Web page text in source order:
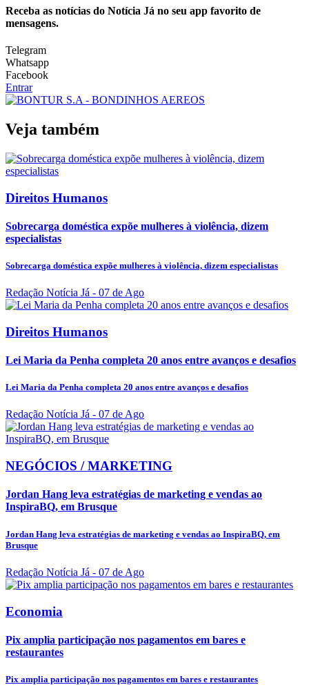
Receba as notícias do Notícia Já no seu app favorito de
mensagens.
Telegram
Whatsapp
Facebook
Entrar
Veja também
Direitos Humanos
Sobrecarga doméstica expõe mulheres à violência, dizem
especialistas
Sobrecarga doméstica expõe mulheres à violência, dizem especialistas
Redação Notícia Já - 07 de Ago
Direitos Humanos
Lei Maria da Penha completa 20 anos entre avanços e desafios
Lei Maria da Penha completa 20 anos entre avanços e desafios
Redação Notícia Já - 07 de Ago
NEGÓCIOS / MARKETING
Jordan Hang leva estratégias de marketing e vendas ao
InspiraBQ, em Brusque
Jordan Hang leva estratégias de marketing e vendas ao InspiraBQ, em
Brusque
Redação Notícia Já - 07 de Ago
Economia
Pix amplia participação nos pagamentos em bares e
restaurantes
Pix amplia participação nos pagamentos em bares e restaurantes